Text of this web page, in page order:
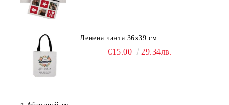
Ленена чанта 36х39 см
€15.00 29.34лв.